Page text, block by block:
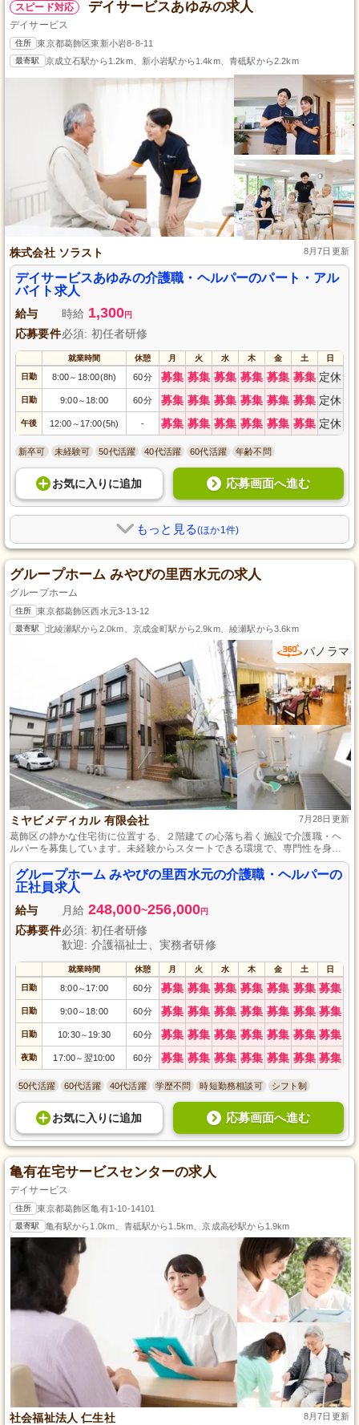
スピード対応 デイサービスあゆみの求人
デイサービス
住所 東京都葛飾区東新小岩8-8-11
最寄駅 京成立石駅から1.2km、新小岩駅から1.4km、青砥駅から2.2km
株式会社 ソラスト 8月7日更新
デイサービスあゆみの介護職・ヘルパーのパート・アル
バイト求人
給与 時給 1,300円
応募要件必須: 初任者研修
就業時間 休憩 月 火 水 木 金 土 日
日勤 8:00～ 18:00(8h) 60分 募集 募集 募集 募集 募集 募集 定休
日勤 9:00～ 18:00 60分 募集 募集 募集 募集 募集 募集 定休
午後 12:00 ～ 17:00(5h) - 募集 募集 募集 募集 募集 募集 定休
新卒可 未経験可 50代活躍 40代活躍 60代活躍 年齢不問
お気に入り に追加 応募画面へ進む
もっと見る(ほか1件)
グループホーム みやびの里西水元の求人
グループホーム
住所 東京都葛飾区西水元3-13-12
最寄駅 北綾瀬駅から2.0km、京成金町駅から2.9km、綾瀬駅から3.6km
パノラマ
ミヤビメディカル 有限会社 7月28日更新
葛飾区の静かな住宅街に位置する、２階建ての心落ち着く施設で介護職・ヘ
ルパーを募集しています。未経験からスタートできる環境で、専門性を身に
つけるための研修が整っているため、安心して業務に取り組めます。完全週
休2日制で働きやすさも魅力の一つです。職場でのチームワークを大切にし、
専門性を高めながら利用者さま一人ひとりに寄り添うケアを実践していま
す。
グループホーム みやびの里西水元の介護職・ヘルパーの
正社員求人
給与 月給 248,000~256,000円
応募要件必須: 初任者研修
歓迎: 介護福祉士、実務者研修
就業時間 休憩 月 火 水 木 金 土 日
日勤 8:00～ 17:00 60分 募集 募集 募集 募集 募集 募集 募集
日勤 9:00～ 18:00 60分 募集 募集 募集 募集 募集 募集 募集
日勤 10:30～ 19:30 60分 募集 募集 募集 募集 募集 募集 募集
夜勤 17:00～ 翌10:00 60分 募集 募集 募集 募集 募集 募集 募集
50代活躍 60代活躍 40代活躍 学歴不問 時短勤務相談可 シフト制
お気に入り に追加 応募画面へ進む
亀有在宅サービスセンターの求人
デイサービス
住所 東京都葛飾区亀有1-10-14101
最寄駅 亀有駅から1.0km、青砥駅から1.5km、京成高砂駅から1.9km
社会福祉法人 仁生社 8月7日更新